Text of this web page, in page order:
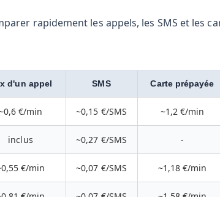
rapidement les appels, les SMS et les
d'un appel SMS Carte prépayée
€/min ~0,15 €/SMS ~1,2 €/min
inclus ~0,27 €/SMS -
€/min ~0,07 €/SMS ~1,18 €/min